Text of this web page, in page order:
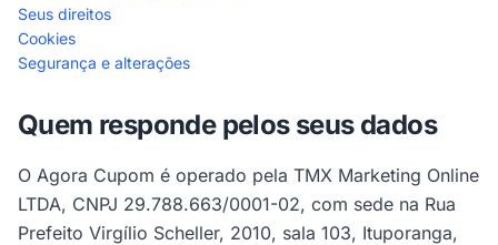
Seus direitos
Cookies
Segurança e alterações
Quem responde pelos seus dados
O Agora Cupom é operado pela TMX Marketing Online
LTDA, CNPJ 29.788.663/0001-02, com sede na Rua
Prefeito Virgílio Scheller, 2010, sala 103, Ituporanga,